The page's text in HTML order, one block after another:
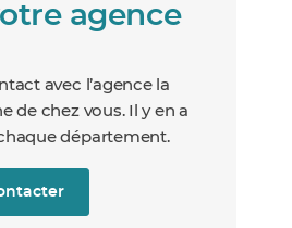
agence
avec l’agence la
de chez vous. Il y en a
département.